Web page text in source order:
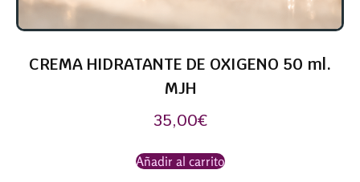
CREMA HIDRATANTE DE OXIGENO 50 ml.
MJH
35,00€
Añadir al carrito